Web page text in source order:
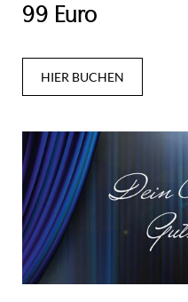
99 Euro
HIER BUCHEN